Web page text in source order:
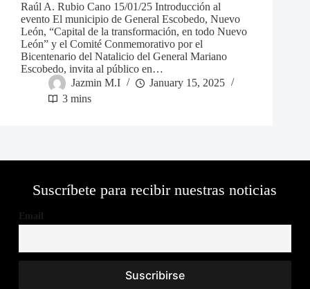
Raúl A. Rubio Cano 15/01/25 Introducción al
evento El municipio de General Escobedo, Nuevo
León, “Capital de la transformación, en todo Nuevo
León” y el Comité Conmemorativo por el
Bicentenario del Natalicio del General Mariano
Escobedo, invita al público en…
Jazmin M.I
January 15, 2025
3 mins
Suscríbete para recibir nuestras noticias
Email